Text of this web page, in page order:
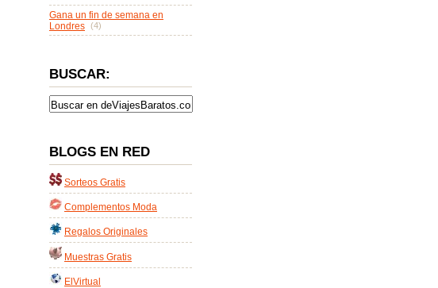
Gana un fin de semana en
Londres (4)
BUSCAR:
BLOGS EN RED
Sorteos Gratis
Complementos Moda
Regalos Originales
Muestras Gratis
ElVirtual